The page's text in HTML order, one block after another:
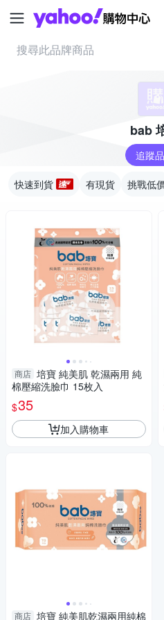
bab
追蹤
快速到貨 有現貨 挑戰低
商店 培寶 純美肌 乾濕兩用 純
棉壓縮洗臉巾 15枚入
$35
加入購物車
商店 培寶 純美肌乾濕兩用純棉